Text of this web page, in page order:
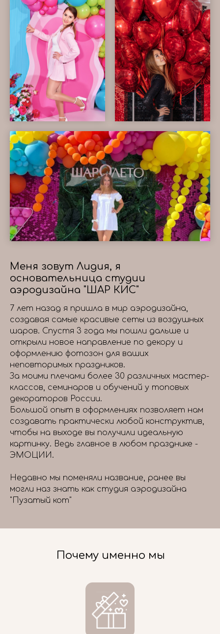
Меня зовут Лидия, я
основательница студии
аэродизайна "ШАР КИС"
7 лет назад я пришла в мир аэродизайна,
создавая самые красивые сеты из воздушных
шаров. Спустя 3 года мы пошли дальше и
открыли новое направление по декору и
оформлению фотозон для ваших
неповторимых праздников.
За моими плечами более 30 различных мастер-
классов, семинаров и обучений у топовых
декораторов России.
Большой опыт в оформлениях позволяет нам
создавать практически любой конструктив,
чтобы на выходе вы получили идеальную
картинку. Ведь главное в любом празднике -
ЭМОЦИИ.
Недавно мы поменяли название, ранее вы
могли наз знать как студия аэродизайна
"Пузатый кот"
Почему именно мы